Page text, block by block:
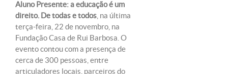
Aluno Presente: a educação é um
direito. De todas e todos , na última
terça-feira, 22 de novembro, na
Fundação Casa de Rui Barbosa. O
evento contou com a presença de
cerca de 300 pessoas, entre
articuladores locais, parceiros do